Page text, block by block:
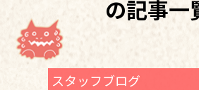
の記事一
スタッフブログ